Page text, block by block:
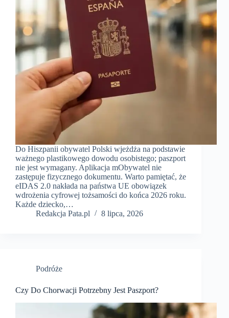
Do Hiszpanii obywatel Polski wjeżdża na podstawie
ważnego plastikowego dowodu osobistego; paszport
nie jest wymagany. Aplikacja mObywatel nie
zastępuje fizycznego dokumentu. Warto pamiętać, że
eIDAS 2.0 nakłada na państwa UE obowiązek
wdrożenia cyfrowej tożsamości do końca 2026 roku.
Każde dziecko,…
Redakcja Pata.pl
8 lipca, 2026
Podróże
Czy Do Chorwacji Potrzebny Jest Paszport?